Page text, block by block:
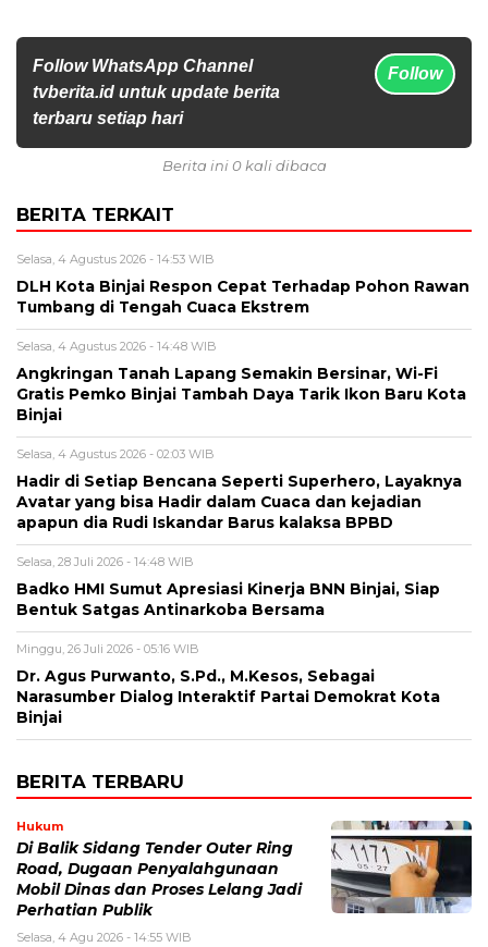
Follow WhatsApp Channel
tvberita.id untuk update berita
terbaru setiap hari
Follow
Berita ini 0 kali dibaca
BERITA TERKAIT
Selasa, 4 Agustus 2026 - 14:53 WIB
DLH Kota Binjai Respon Cepat Terhadap Pohon Rawan
Tumbang di Tengah Cuaca Ekstrem
Selasa, 4 Agustus 2026 - 14:48 WIB
Angkringan Tanah Lapang Semakin Bersinar, Wi-Fi
Gratis Pemko Binjai Tambah Daya Tarik Ikon Baru Kota
Binjai
Selasa, 4 Agustus 2026 - 02:03 WIB
Hadir di Setiap Bencana Seperti Superhero, Layaknya
Avatar yang bisa Hadir dalam Cuaca dan kejadian
apapun dia Rudi Iskandar Barus kalaksa BPBD
Selasa, 28 Juli 2026 - 14:48 WIB
Badko HMI Sumut Apresiasi Kinerja BNN Binjai, Siap
Bentuk Satgas Antinarkoba Bersama
Minggu, 26 Juli 2026 - 05:16 WIB
Dr. Agus Purwanto, S.Pd., M.Kesos, Sebagai
Narasumber Dialog Interaktif Partai Demokrat Kota
Binjai
BERITA TERBARU
Hukum
Di Balik Sidang Tender Outer Ring
Road, Dugaan Penyalahgunaan
Mobil Dinas dan Proses Lelang Jadi
Perhatian Publik
Selasa, 4 Agu 2026 - 14:55 WIB